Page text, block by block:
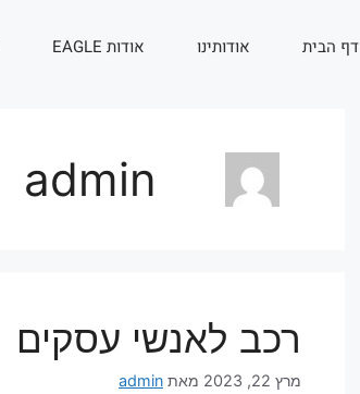
דף הבית אודותינו אודות EAGLE
admin
רכב לאנשי עסקים
מרץ 22, 2023 מאת admin